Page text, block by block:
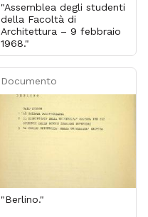
"Assemblea degli studenti
della Facoltà di
Architettura – 9 febbraio
1968."
Documento
"Berlino."